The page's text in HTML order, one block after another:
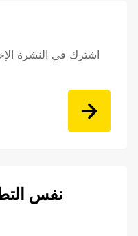
اشترك في النشرة
نفس